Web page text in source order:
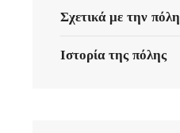
Σχετικά με την πόλη
Ιστορία της πόλης